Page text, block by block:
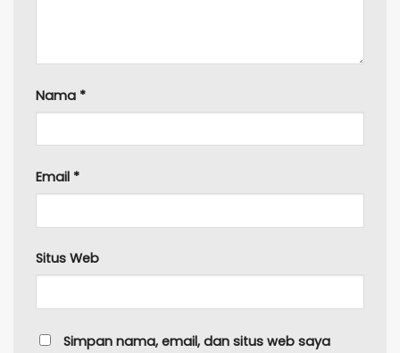
Nama *
Email *
Situs Web
Simpan nama, email, dan situs web saya